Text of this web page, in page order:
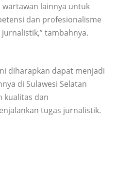
lainnya untuk
dan profesionalisme
tambahnya.
diharapkan dapat menjadi
di Sulawesi Selatan
kualitas dan
tugas jurnalistik.